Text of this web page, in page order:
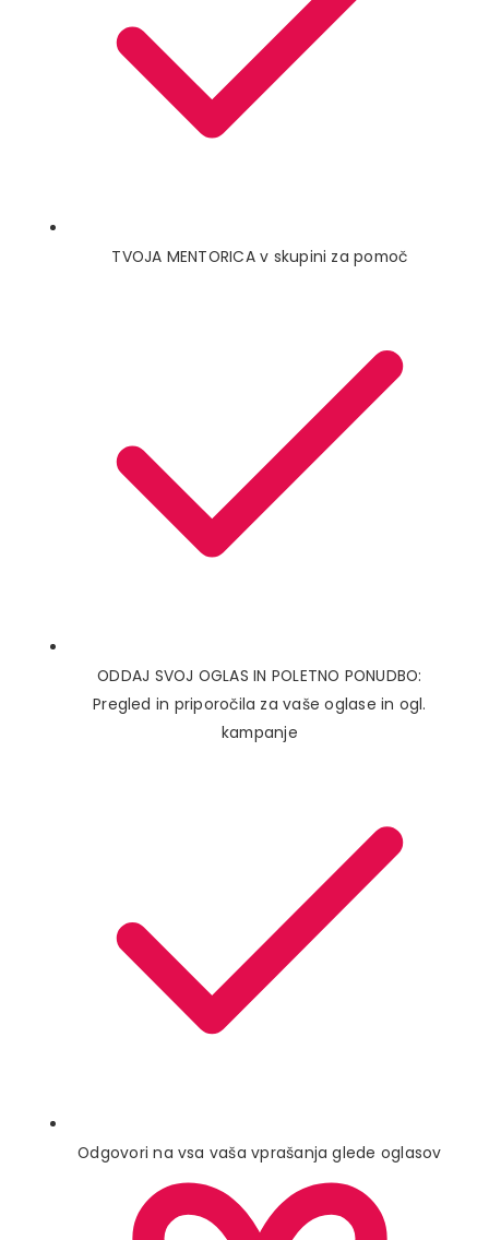
TVOJA MENTORICA v skupini za pomoč
ODDAJ SVOJ OGLAS IN POLETNO PONUDBO:
Pregled in priporočila za vaše oglase in ogl.
kampanje
Odgovori na vsa vaša vprašanja glede oglasov